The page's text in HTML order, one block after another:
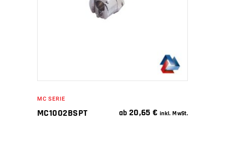
IN DEN WARENKORB
MC SERIE
MC1002BSPT ab 20,65€ inkl. MwSt.